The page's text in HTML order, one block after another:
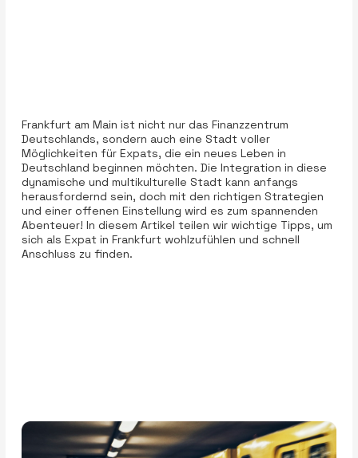
Frankfurt am Main ist nicht nur das Finanzzentrum
Deutschlands, sondern auch eine Stadt voller
Möglichkeiten für Expats, die ein neues Leben in
Deutschland beginnen möchten. Die Integration in diese
dynamische und multikulturelle Stadt kann anfangs
herausfordernd sein, doch mit den richtigen Strategien
und einer offenen Einstellung wird es zum spannenden
Abenteuer! In diesem Artikel teilen wir wichtige Tipps, um
sich als Expat in Frankfurt wohlzufühlen und schnell
Anschluss zu finden.